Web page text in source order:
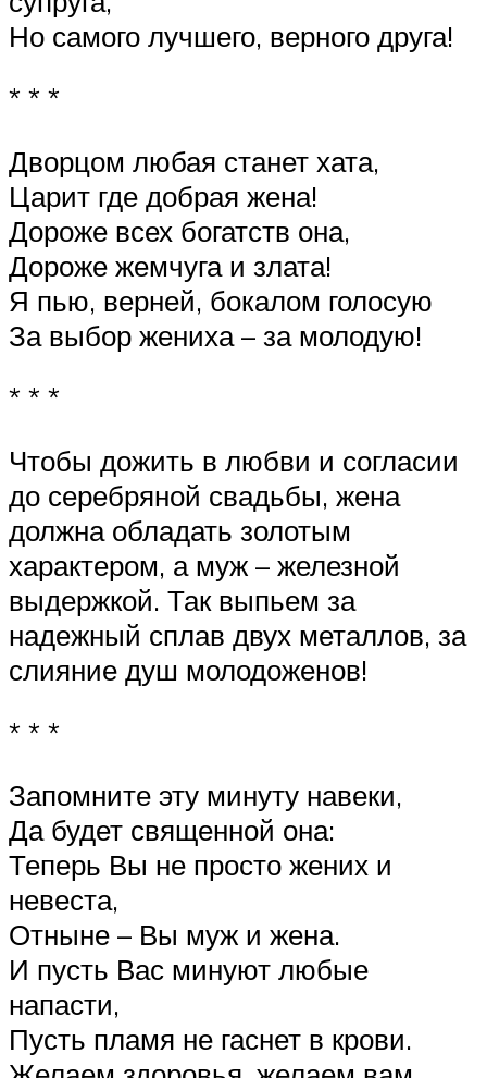
Но самого лучшего, верного друга!
* * *
Дворцом любая станет хата,
Царит где добрая жена!
Дороже всех богатств она,
Дороже жемчуга и злата!
Я пью, верней, бокалом голосую
За выбор жениха – за молодую!
* * *
Чтобы дожить в любви и согласии
до серебряной свадьбы, жена
должна обладать золотым
характером, а муж – железной
выдержкой. Так выпьем за
надежный сплав двух металлов, за
слияние душ молодоженов!
* * *
Запомните эту минуту навеки,
Да будет священной она:
Теперь Вы не просто жених и
невеста,
Отныне – Вы муж и жена.
И пусть Вас минуют любые
напасти,
Пусть пламя не гаснет в крови.